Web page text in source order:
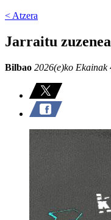
< Atzera
Jarraitu
Bilbao 2026(e)ko Ekainak